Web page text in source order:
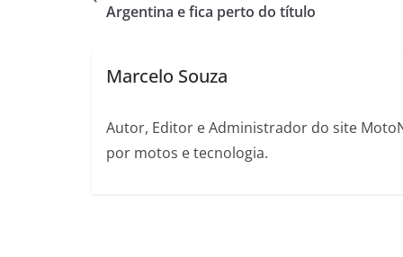
Argentina e fica perto do título
Marcelo Souza
Autor, Editor e Administrador do site
por motos e tecnologia.